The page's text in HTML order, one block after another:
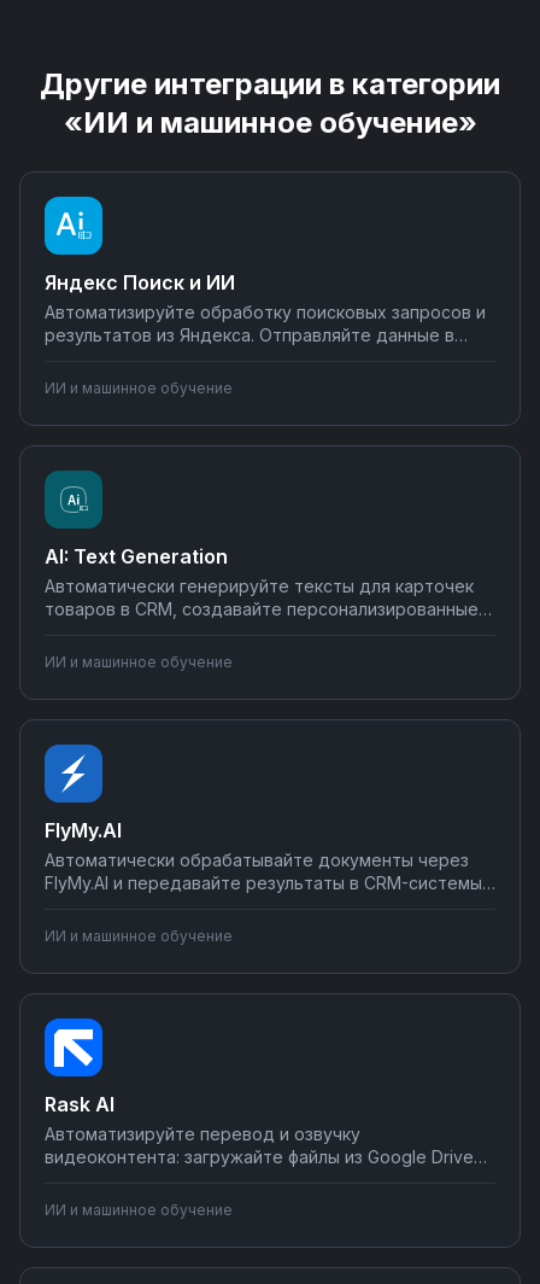
Другие интеграции в категории
«ИИ и машинное обучение»
Яндекс Поиск и ИИ
Автоматизируйте обработку поисковых запросов и
результатов из Яндекса. Отправляйте данные в
уведомления в мессенджеры. Используйте ИИ
Яндекса для анализа контента и генерации ответов
через Nodul без программирования.
ИИ и машинное обучение
AI: Text Generation
Автоматически генерируйте тексты для карточек
товаров в CRM, создавайте персонализированные
базах данных описаниями. Подключите ИИ-
генерацию к вашим инструментам через Nodul и
экономьте часы на создании контента.
ИИ и машинное обучение
FlyMy.AI
Автоматически обрабатывайте документы через
FlyMy.AI и передавайте результаты в CRM-системы,
Создавайте задачи в трекерах на основе анализа
документов, отправляйте уведомления о
завершении обработки. Настраивайте сложные
сценарии ИИ-обработки документов без
программирования на Nodul.
ИИ и машинное обучение
Rask AI
Автоматизируйте перевод и озвучку
видеоконтента: загружайте файлы из Google Drive
языков и публикуйте результат в CMS или
социальные сети. Настраивайте интеграции без
программирования — от загрузки до публикации
локализованного контента за несколько кликов.
ИИ и машинное обучение